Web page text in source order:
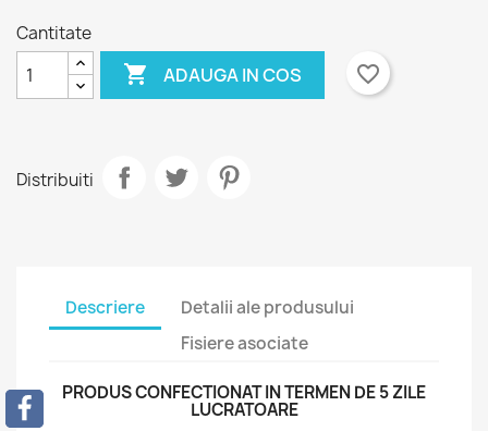
Adauga la lista dorintelor ×
Creeaza o lista de dorinte
Numele listei de dorinte
Autentificare
Ai nevoie sa fii autentificat pentru a salva produsele in
Cantitate
 ADAUGA IN COS favorite_border
Distribuiti
Descriere
Detalii ale produsului
Fisiere asociate
PRODUS CONFECTIONAT IN TERMEN DE 5 ZILE
LUCRATOARE